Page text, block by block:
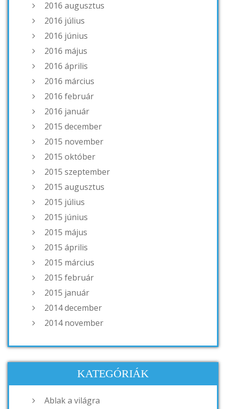
2016 augusztus
2016 július
2016 június
2016 május
2016 április
2016 március
2016 február
2016 január
2015 december
2015 november
2015 október
2015 szeptember
2015 augusztus
2015 július
2015 június
2015 május
2015 április
2015 március
2015 február
2015 január
2014 december
2014 november
KATEGÓRIÁK
Ablak a világra